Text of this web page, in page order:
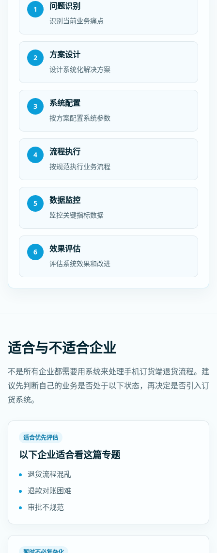
1 问题识别
识别当前业务痛点
2 方案设计
设计系统化解决方案
3 系统配置
按方案配置系统参数
4 流程执行
按规范执行业务流程
5 数据监控
监控关键指标数据
6 效果评估
评估系统效果和改进
适合与不适合企业
不是所有企业都需要用系统来处理手机订货端退货流程。建
议先判断自己的业务是否处于以下状态，再决定是否引入订
货系统。
适合优先评估
以下企业适合看这篇专题
退货流程混乱
退款对账困难
审批不规范